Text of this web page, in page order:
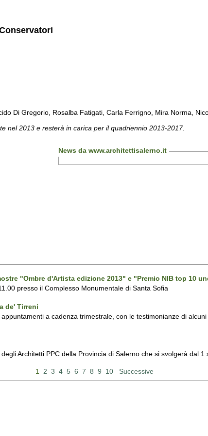
Di Gregorio, Rosalba Fatigati, Carla Ferrigno, Mira Norma,
nel 2013 e resterà in carica per il quadriennio 2013-2017.
News da www.architettisalerno.it
"Ombre d'Artista edizione 2013" e "Premio NIB top 10
presso il Complesso Monumentale di Santa Sofia
de' Tirreni
a cadenza trimestrale, con le testimonianze di
Architetti PPC della Provincia di Salerno che si svolgerà dal
1 2 3 4 5 6 7 8 9 10 Successive